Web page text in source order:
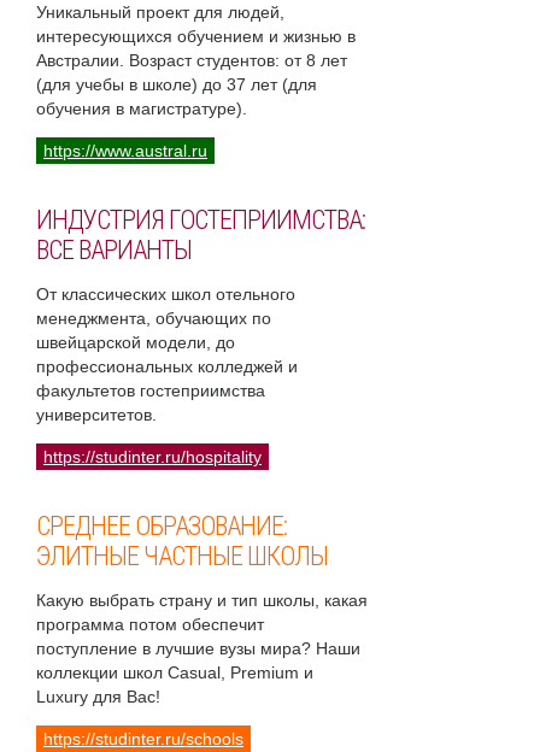
Уникальный проект для людей,
интересующихся обучением и жизнью в
Австралии. Возраст студентов: от 8 лет
(для учебы в школе) до 37 лет (для
обучения в магистратуре).
https://www.austral.ru
ИНДУСТРИЯ ГОСТЕПРИИМСТВА:
ВСЕ ВАРИАНТЫ
От классических школ отельного
менеджмента, обучающих по
швейцарской модели, до
профессиональных колледжей и
факультетов гостеприимства
университетов.
https://studinter.ru/hospitality
СРЕДНЕЕ ОБРАЗОВАНИЕ:
ЭЛИТНЫЕ ЧАСТНЫЕ ШКОЛЫ
Какую выбрать страну и тип школы, какая
программа потом обеспечит
поступление в лучшие вузы мира? Наши
коллекции школ Casual, Premium и
Luxury для Вас!
https://studinter.ru/schools